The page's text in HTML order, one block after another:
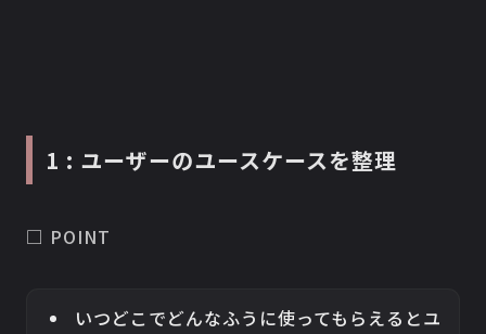
1 : ユーザーのユースケースを整理
□ POINT
いつどこでどんなふうに使ってもらえるとユ